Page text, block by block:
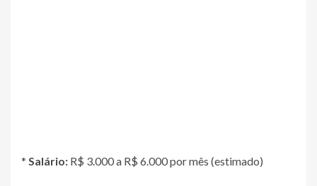
* Salário: R$ 3.000 a R$ 6.000 por mês (estimado)